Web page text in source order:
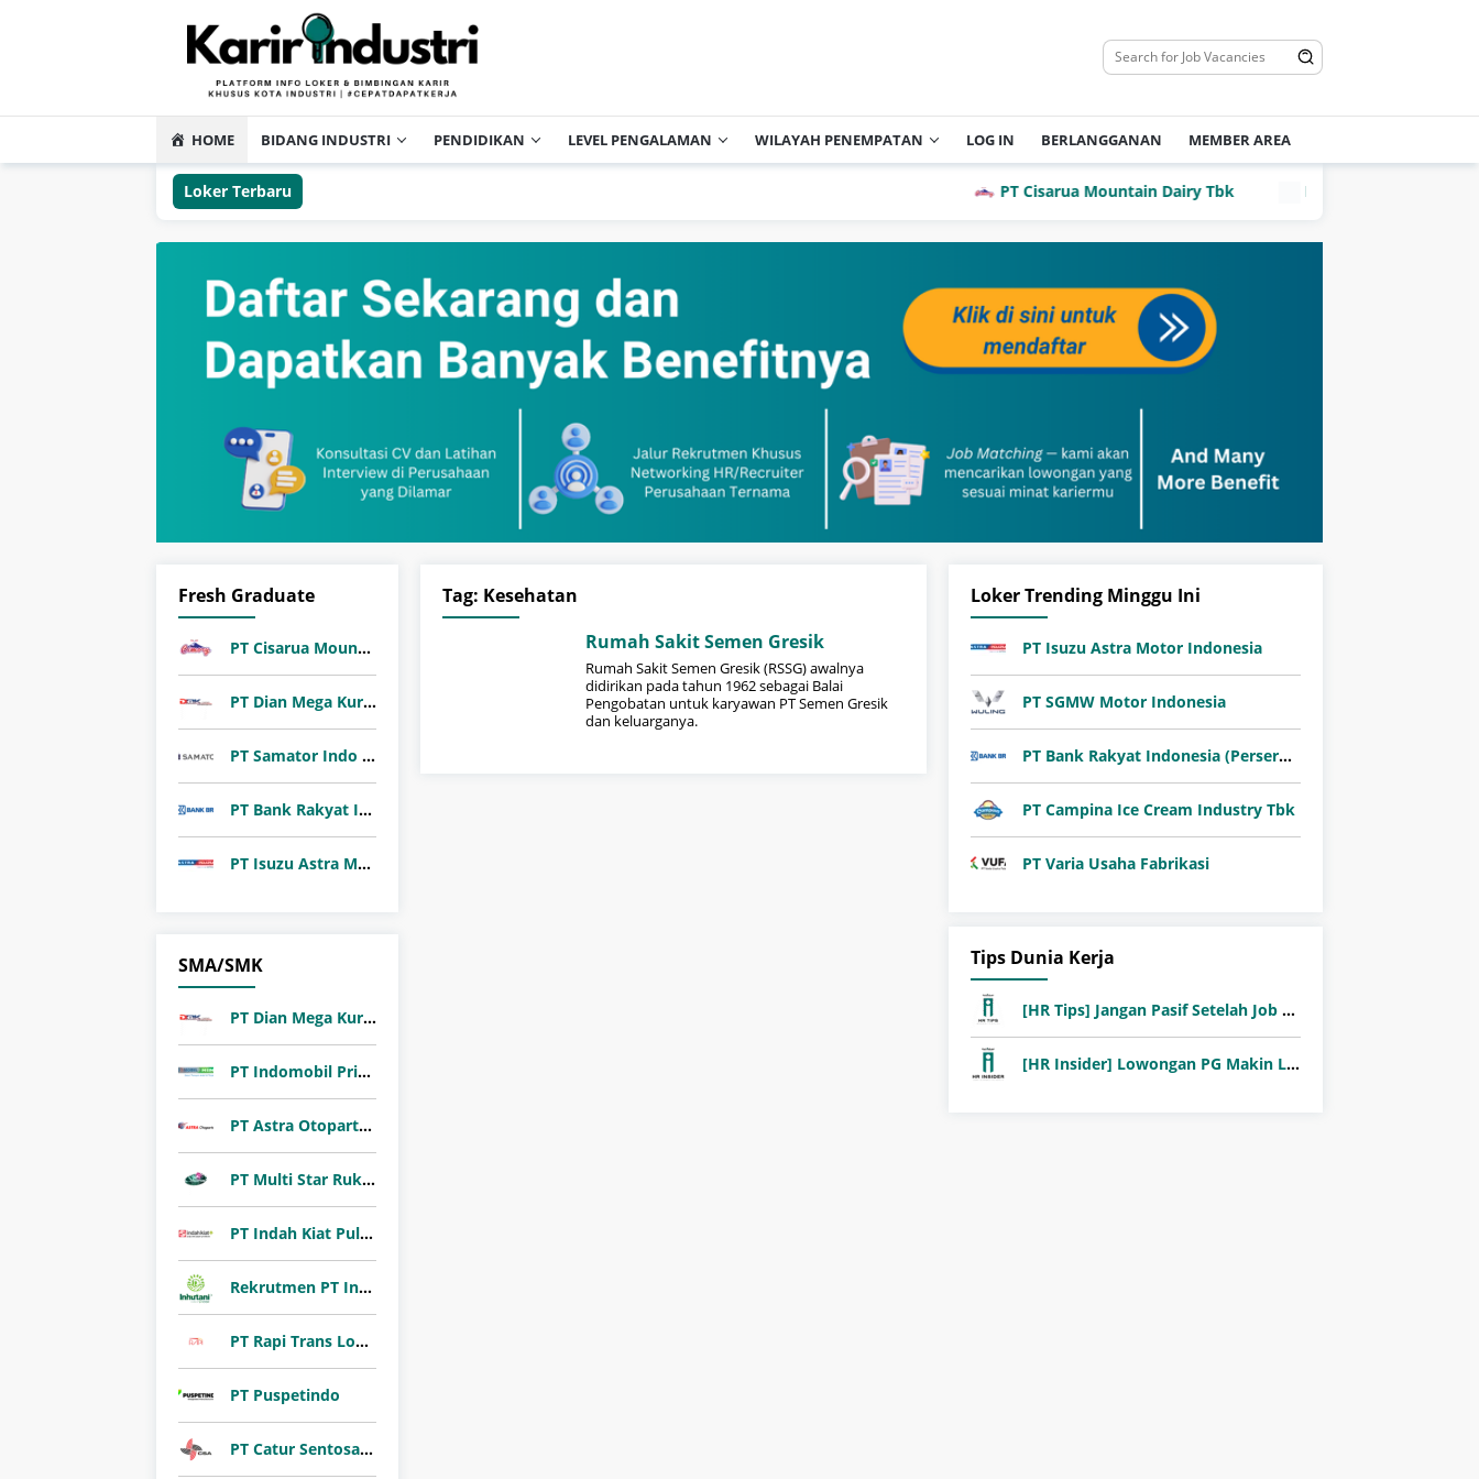
HOME BIDANG INDUSTRI PENDIDIKAN LEVEL PENGALAMAN WILAYAH PENEMPATAN LOG IN BERLANGGANAN MEMBER AREA
Loker Terbaru PT Cisarua Mountain Dairy Tbk PT Dian Mega Kurnia (DMK
Fresh Graduate
PT Cisarua Mountain Dairy Tbk
PT Dian Mega Kurnia (DMK Cargo)
PT Samator Indo Gas Tbk
PT Bank Rakyat Indonesia (Persero) Tbk
PT Isuzu Astra Motor Indonesia
SMA/SMK
PT Dian Mega Kurnia (DMK Cargo)
PT Indomobil Prima Niaga (Indomobil Group)
PT Astra Otoparts Tbk
PT Multi Star Rukun Abadi (Sharon Bakery)
PT Indah Kiat Pulp & Paper Tbk
Rekrutmen PT Inhutani I 2026
PT Rapi Trans Logistik
PT Puspetindo
PT Catur Sentosa Adiprana Tbk
Tag: Kesehatan
Rumah Sakit Semen Gresik
Rumah Sakit Semen Gresik (RSSG) awalnya
didirikan pada tahun 1962 sebagai Balai
Pengobatan untuk karyawan PT Semen Gresik
dan keluarganya.
Loker Trending Minggu Ini
PT Isuzu Astra Motor Indonesia
PT SGMW Motor Indonesia
PT Bank Rakyat Indonesia (Persero) Tbk
PT Campina Ice Cream Industry Tbk
PT Varia Usaha Fabrikasi
Tips Dunia Kerja
[HR Tips] Jangan Pasif Setelah Job Fair! Ini Pentingnya Follow-Up Setelah Job Fair
[HR Insider] Lowongan PG Makin Langka: Murni Seleksi atau Jalur Orang Dalam?